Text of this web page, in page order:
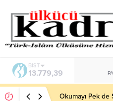
BIST
13.779,39
Okumayı Pek